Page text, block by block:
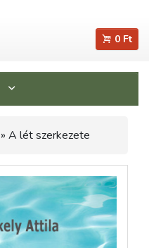
0 Ft
» A lét szerkezete